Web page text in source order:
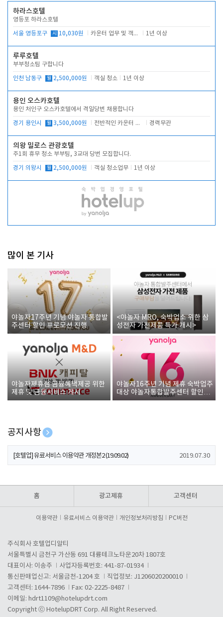
하라스호텔
영등포 하라스호텔
서울 영등포구 시 10,030원 카운터 업무 및 객실관리(청소상태 확인, 객실판매) 1년 이상
루루호텔
부부청소팀 구합니다
인천 남동구 월 2,500,000원 객실 청소 1년 이상
용인 오스카호텔
용인 처인구 오스카호텔에서 격일당번 채용합니다
경기 용인시 월 3,500,000원 전반적인 카운터 업무 경력무관
의왕 밀로스 관광호텔
주1회 휴무 청소 부부팀, 3교대 당번 모집합니다.
경기 의왕시 월 2,500,000원 객실 청소업무 1년 이상
많이 본 기사
야놀자17주년 기념 야놀자 통합발
주센터 할인 프로모션 진행
<야놀자 MRO, 숙박업소 위한 삼
성전자 가전제품 특가 개시>
야놀자제휴점 금융혜택제공 위한
제휴 및 금융서비스 게시
야놀자16주년 기념 제휴 숙박업주
대상 야놀자통합발주센터 할인쿠
폰 증정
공지사항
[호텔업] 개인정보 처리방침 개정본1 (19.09.02)
[호텔업] 유료서비스 이용약관 개정본2 (19.09.02) 2019.07.30
홈 광고제휴 고객센터
이용약관 유료서비스 이용약관 개인정보처리방침 PC버전
주식회사 호텔업디알티
서울특별시 금천구 가산동 691 대륭테크노타운20차 1807호
대표이사: 이송주
사업자등록번호: 441-87-01934
통신판매업신고: 서울금천-1204 호
직업정보: J1206020200010
고객센터: 1644-7896
Fax: 02-2225-8487
이메일: hdrt1109@hotelupdrt.com
Copyright ⓒ HotelupDRT Corp. All Right Reserved.